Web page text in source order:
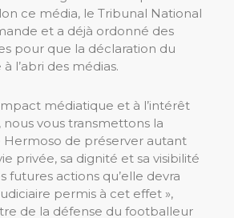
ce média, le Tribunal National
et a déjà ordonné des
pour que la déclaration du
l’abri des médias.
médiatique et à l’intérêt
nous vous transmettons la
de préserver autant
privée, sa dignité et sa visibilité
futures actions qu’elle devra
permis à cet effet »,
de la défense du footballeur